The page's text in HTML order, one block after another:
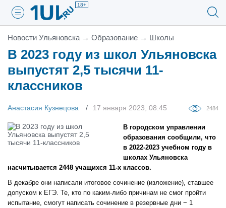
18+
Новости Ульяновска → Образование → Школы
В 2023 году из школ Ульяновска
выпустят 2,5 тысячи 11-
классников
Анастасия Кузнецова 17 января 2023, 08:45 2484
В городском управлении
образования сообщили, что
в 2022-2023 учебном году в
школах Ульяновска
насчитывается 2448 учащихся 11-х классов.
В декабре они написали итоговое сочинение (изложение), ставшее
допуском к ЕГЭ. Те, кто по каким-либо причинам не смог пройти
испытание, смогут написать сочинение в резервные дни − 1